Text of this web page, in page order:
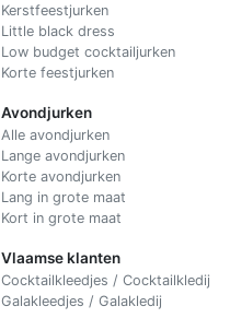
Kerstfeestjurken
Little black dress
Low budget cocktailjurken
Korte feestjurken
Avondjurken
Alle avondjurken
Lange avondjurken
Korte avondjurken
Lang in grote maat
Kort in grote maat
Vlaamse klanten
Cocktailkleedjes / Cocktailkledij
Galakleedjes / Galakledij